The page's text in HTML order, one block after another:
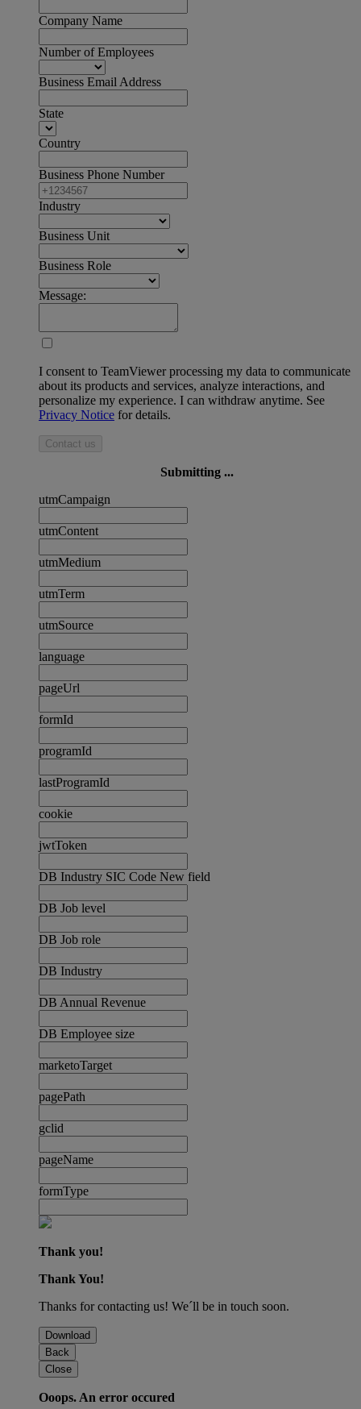
Company Name
Number of Employees
Business Email Address
State
Country
Business Phone Number
Industry
Business Unit
Business Role
Message:
I consent to TeamViewer processing my data to communicate
about its products and services, analyze interactions, and
personalize my experience. I can withdraw anytime. See
Privacy Notice for details.
Contact us
Submitting ...
utmCampaign
utmContent
utmMedium
utmTerm
utmSource
language
pageUrl
formId
programId
lastProgramId
cookie
jwtToken
DB Industry SIC Code New field
DB Job level
DB Job role
DB Industry
DB Annual Revenue
DB Employee size
marketoTarget
pagePath
gclid
pageName
formType
Thank you!
Thank You!
Thanks for contacting us! We´ll be in touch soon.
Download
Back
Close
Ooops. An error occured